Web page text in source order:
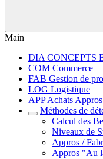
Main
DIA CONCEPTS
COM Commerce
FAB Gestion de
LOG Logistique
APP Achats Appros
Méthodes de
Calcul des
Niveaux de
Appros /
Appros "Au